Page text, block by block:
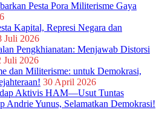
Pesta Pora Militerisme Gaya
Kapital, Represi Negara dan
Juli 2026
Pengkhianatan: Menjawab Distorsi
Juli 2026
dan Militerisme: untuk Demokrasi,
30 April 2026
Aktivis HAM—Usut Tuntas
Andrie Yunus, Selamatkan Demokrasi!